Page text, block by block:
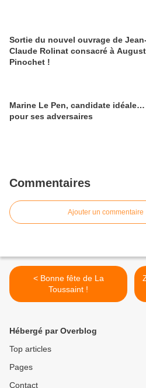
Sortie du nouvel ouvrage de Jean-
Claude Rolinat consacré à
Pinochet !
Marine Le Pen, candidate idéale…
pour ses adversaires
Commentaires
Ajouter un commentaire
< Bonne fête de La
Toussaint !
Hébergé par Overblog
Top articles
Pages
Contact